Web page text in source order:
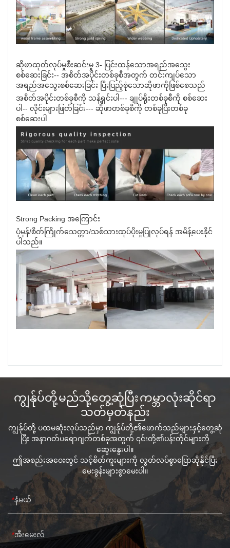
ဆိုဖာထုတ်လုပ်မှုစီးဆင်းမှု 3- ပြင်းထန်သောအရည်အသွေး
စစ်ဆေးခြင်း-- အစိတ်အပိုင်းတစ်ခုစီအတွက် တင်းကျပ်သော
အရည်အသွေးစစ်ဆေးခြင်း ပြီးပြည့်စုံသောဆိုဖာကိုဖြစ်စေသည်
အစိတ်အပိုင်းတစ်ခုစီကို သန့်ရှင်းပါ--- ချုပ်ရိုးတစ်ခုစီကို စစ်ဆေး
ပါ-- လိုင်းများဖြတ်ခြင်း--- ဆိုဖာတစ်ခုစီကို တစ်ခုပြီးတစ်ခု
စစ်ဆေးပါ
Strong Packing အကြောင်း
ပုံမှန်/စိတ်ကြိုက်သေတ္တာ/သစ်သားထုပ်ပိုးမှုပြုလုပ်ရန် အမိန့်ပေးနိုင်
ပါသည်။
ကျွန်ုပ်တို့ မည်သို့တွေ့ဆုံပြီး ကမ္ဘာလုံးဆိုင်ရာ
သတ်မှတ်နည်း
ကျွန်ုပ်တို့ ပထမဆုံးလုပ်သည်မှာ ကျွန်ုပ်တို့၏ဖောက်သည်များနှင့်တွေ့ဆုံ
ပြီး အနာဂတ်ပရောဂျက်တစ်ခုအတွက် ၎င်းတို့၏ပန်းတိုင်များကို
ဆွေးနွေးပါ။
ဤအစည်းအဝေးတွင် သင့်စိတ်ကူးများကို လွတ်လပ်စွာပြောဆိုနိုင်ပြီး
မေးခွန်းများစွာမေးပါ။
နံမယ်
အီးမေးလ်